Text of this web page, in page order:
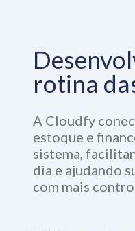
rotina
A Cloudfy
estoque e
sistema,
dia e ajudando
com mais